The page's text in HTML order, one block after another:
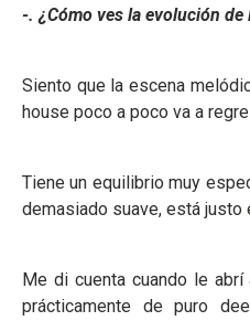
-. ¿Cómo ves la evolución de
Siento que la escena
house poco a poco va a
Tiene un equilibrio muy
demasiado suave, está justo
Me di cuenta cuando le abrí
prácticamente de puro